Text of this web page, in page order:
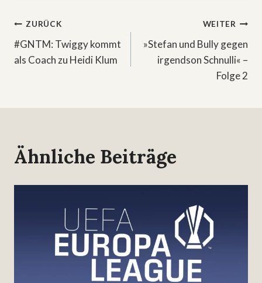
Beitragsnavigation
ZURÜCK
#GNTM: Twiggy kommt
als Coach zu Heidi Klum
WEITER
»Stefan und Bully gegen
irgendson Schnulli« –
Folge 2
Ähnliche Beiträge